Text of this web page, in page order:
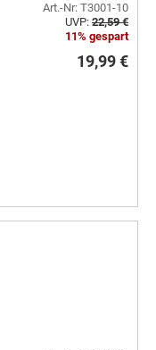
Art.-Nr: T3001-10
UVP: 22,59 €
11% gespart
19,99 €